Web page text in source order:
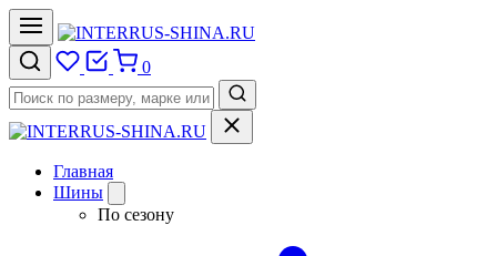
0
Главная
Шины
По сезону